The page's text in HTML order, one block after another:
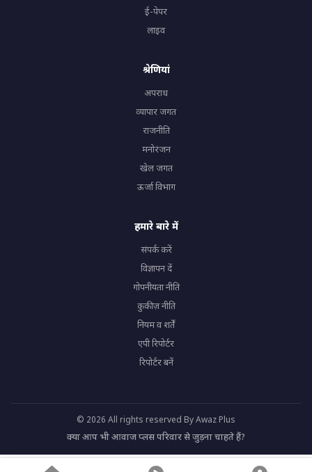
ई-पेपर
लाइव
श्रेणियां
अपराध
व्यापार जगत
राजनीति
मनोरंजन
खेल जगत
ऊर्जा विभाग
हमारे बारे में
संपर्क करें
विज्ञापन दें
गोपनीयता नीति
कुकीज़ नीति
नियम व शर्तें
एपी रिपोर्टर
रिपोर्टर बनें
© 2026 All rights reserved By Awaz Plus
क्या आप भी आवाज प्लस परिवार से जुड़ना चाहते हैं?